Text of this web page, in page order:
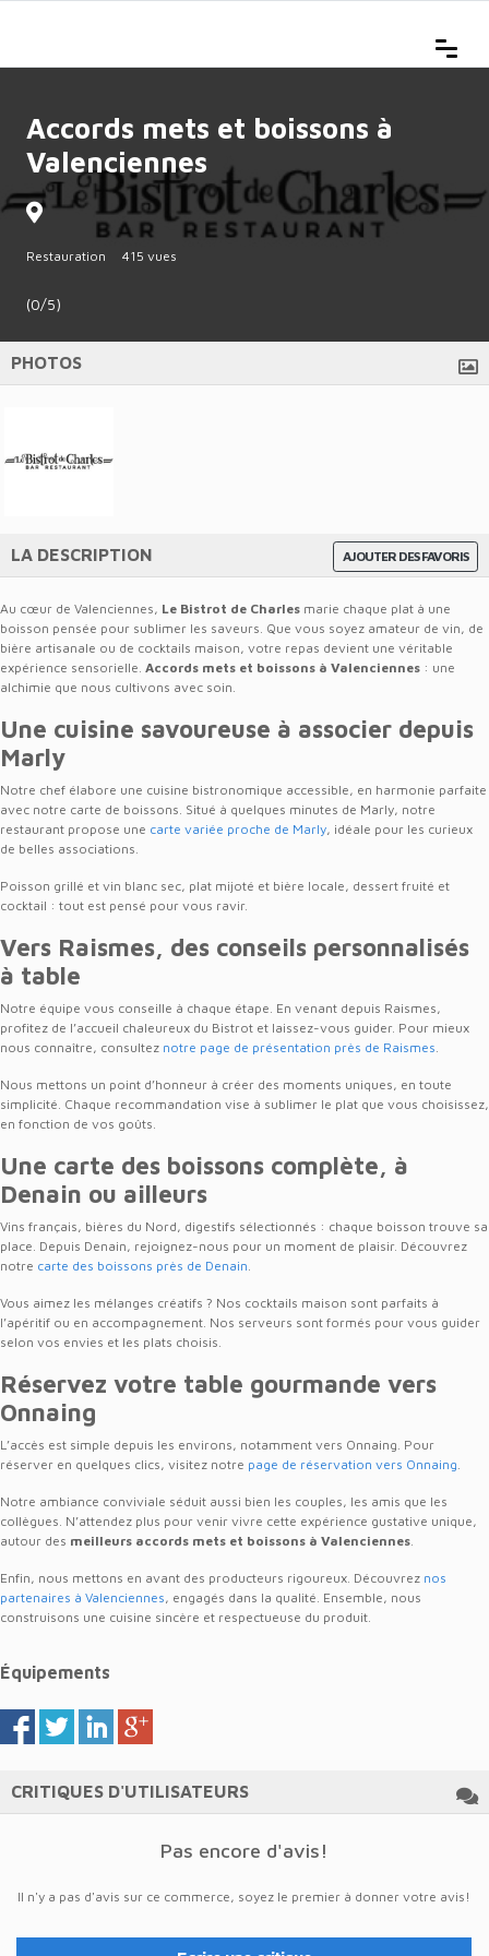
Accords mets et boissons à
Valenciennes
Restauration 415 vues
(0/5)
PHOTOS
AJOUTER DES FAVORIS
LA DESCRIPTION
Au cœur de Valenciennes, Le Bistrot de Charles marie chaque plat à une
boisson pensée pour sublimer les saveurs. Que vous soyez amateur de vin, de
bière artisanale ou de cocktails maison, votre repas devient une véritable
expérience sensorielle. Accords mets et boissons à Valenciennes : une
alchimie que nous cultivons avec soin.
Une cuisine savoureuse à associer depuis
Marly
Notre chef élabore une cuisine bistronomique accessible, en harmonie parfaite
avec notre carte de boissons. Situé à quelques minutes de Marly, notre
restaurant propose une carte variée proche de Marly, idéale pour les curieux
de belles associations.
Poisson grillé et vin blanc sec, plat mijoté et bière locale, dessert fruité et
cocktail : tout est pensé pour vous ravir.
Vers Raismes, des conseils personnalisés
à table
Notre équipe vous conseille à chaque étape. En venant depuis Raismes,
profitez de l’accueil chaleureux du Bistrot et laissez-vous guider. Pour mieux
nous connaître, consultez notre page de présentation près de Raismes.
Nous mettons un point d’honneur à créer des moments uniques, en toute
simplicité. Chaque recommandation vise à sublimer le plat que vous choisissez,
en fonction de vos goûts.
Une carte des boissons complète, à
Denain ou ailleurs
Vins français, bières du Nord, digestifs sélectionnés : chaque boisson trouve sa
place. Depuis Denain, rejoignez-nous pour un moment de plaisir. Découvrez
notre carte des boissons près de Denain.
Vous aimez les mélanges créatifs ? Nos cocktails maison sont parfaits à
l’apéritif ou en accompagnement. Nos serveurs sont formés pour vous guider
selon vos envies et les plats choisis.
Réservez votre table gourmande vers
Onnaing
L’accès est simple depuis les environs, notamment vers Onnaing. Pour
réserver en quelques clics, visitez notre page de réservation vers Onnaing.
Notre ambiance conviviale séduit aussi bien les couples, les amis que les
collègues. N’attendez plus pour venir vivre cette expérience gustative unique,
autour des meilleurs accords mets et boissons à Valenciennes.
Enfin, nous mettons en avant des producteurs rigoureux. Découvrez nos
partenaires à Valenciennes, engagés dans la qualité. Ensemble, nous
construisons une cuisine sincère et respectueuse du produit.
Équipements
CRITIQUES D'UTILISATEURS
Pas encore d'avis!
Il n'y a pas d'avis sur ce commerce, soyez le premier à donner votre avis!